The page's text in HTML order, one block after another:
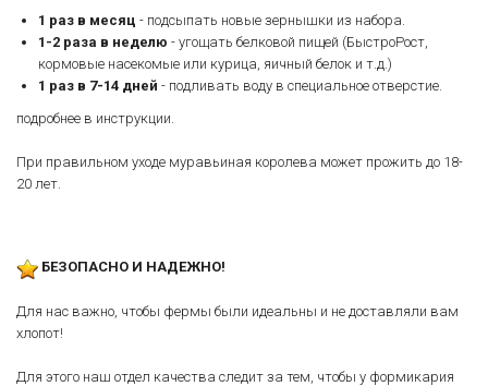
1 раз в месяц - подсыпать новые зернышки из набора.
1-2 раза в неделю - угощать белковой пищей (БыстроРост,
кормовые насекомые или курица, яичный белок и т.д.)
1 раз в 7-14 дней - подливать воду в специальное отверстие.
подробнее в инструкции.
При правильном уходе муравьиная королева может прожить до 18-
20 лет.
БЕЗОПАСНО И НАДЕЖНО!
Для нас важно, чтобы фермы были идеальны и не доставляли вам
хлопот!
Для этого наш отдел качества следит за тем, чтобы у формикария